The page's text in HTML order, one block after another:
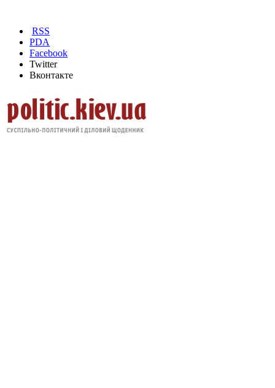
RSS
PDA
Facebook
Twitter
Вконтакте